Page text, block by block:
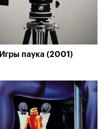
Игры паука (2001)